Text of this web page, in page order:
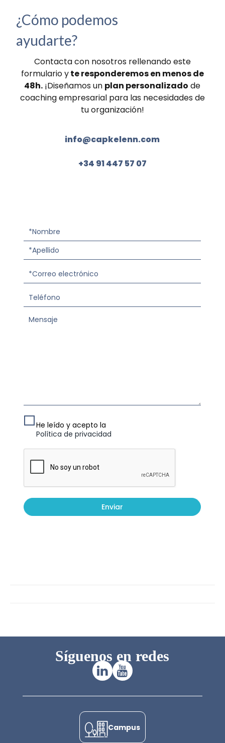
¿Cómo podemos
ayudarte?
Contacta con nosotros rellenando este
formulario yte responderemos en menos de
48h. ¡Diseñamos un plan personalizado de
coaching empresarial para las necesidades de
tu organización!
info@capkelenn.com
+34 91 447 57 07
He leído y acepto la
Política de privacidad
Síguenos en redes
Campus